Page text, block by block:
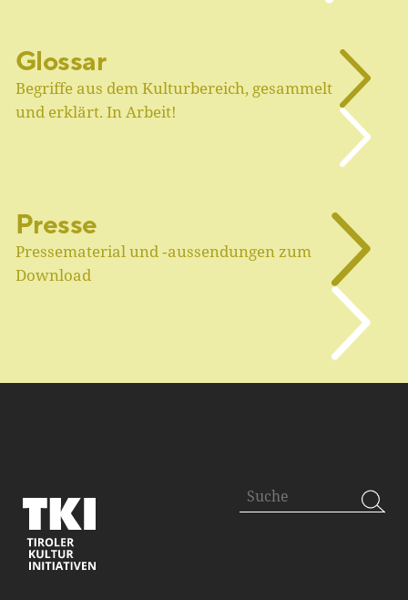
Glossar
Begriffe aus dem Kulturbereich, gesammelt
und erklärt. In Arbeit!
Presse
Pressematerial und ‑aussendungen zum
Download